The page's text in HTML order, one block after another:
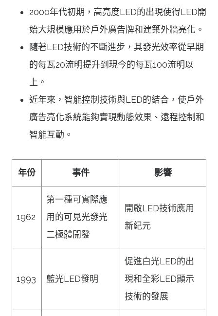
2000年代初期，高亮度LED的出現使得LED開
始大規模應用於戶外廣告牌和建築外牆亮化。
隨著LED技術的不斷進步，其發光效率從早期
的每瓦20流明提升到現今的每瓦100流明以
上。
近年來，智能控制技術與LED的結合，使戶外
廣告亮化系統能夠實現動態效果、遠程控制和
智能互動。
年份 事件 影響
1962
第一種可實際應
用的可見光發光
二極體開發
開啟LED技術應用
新紀元
1993 藍光LED發明
促進白光LED的出
現和全彩LED顯示
技術的發展